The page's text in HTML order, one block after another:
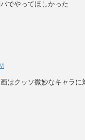
でやってほしかった
はクッソ微妙なキャラに